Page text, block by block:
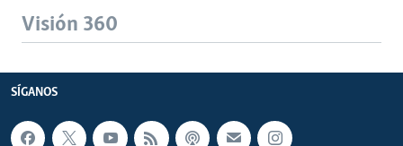
Visión 360
SÍGANOS